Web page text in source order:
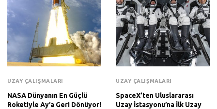
UZAY ÇALIŞMALARI
NASA Dünyanın En Güçlü
Roketiyle Ay’a Geri Dönüyor!
UZAY ÇALIŞMALARI
SpaceX’ten Uluslararası
Uzay İstasyonu’na İlk Uzay